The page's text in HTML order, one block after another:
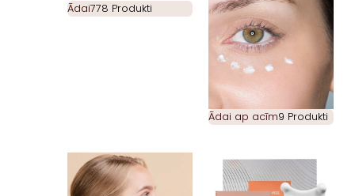
Ādai778 Produkti
Ādai ap acīm9 Produkti